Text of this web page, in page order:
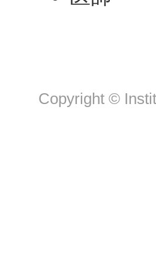
Copyright ©